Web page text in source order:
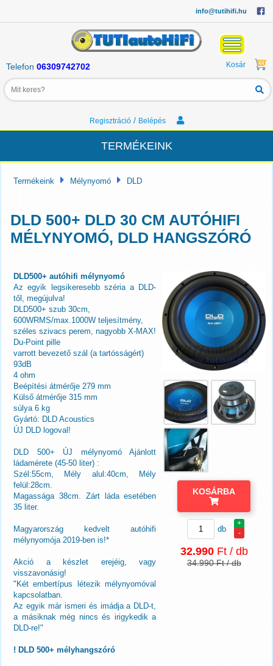
info@tutihifi.hu
Telefon 06309742702 Kosár
Regisztráció/ Belépés
TERMÉKEINK
Termékeink Mélynyomó DLD
DLD 500+ DLD 30 CM AUTÓHIFI
MÉLYNYOMÓ, DLD HANGSZÓRÓ
DLD500+ autóhifi mélynyomó
Az egyik legsikeresebb széria a DLD-
től, megújulva!
DLD500+ szub 30cm,
600WRMS/max.1000W teljesítmény,
széles szivacs perem, nagyobb X-MAX!
Du-Point pille
varrott bevezető szál (a tartósságért)
93dB
4 ohm
Beépítési átmérője 279 mm
Külső átmérője 315 mm
súlya 6 kg
Gyártó: DLD Acoustics
ÚJ DLD logoval!
DLD 500+ ÚJ mélynyomó Ajánlott
ládamérete (45-50 liter) :
Szél:55cm, Mély alul:40cm, Mély
felül:28cm.
Magassága 38cm. Zárt láda esetében
35 liter.
Magyarország kedvelt autóhifi
mélynyomója 2019-ben is!*
Akció a készlet erejéig, vagy
visszavonásig!
"Két embertípus létezik mélynyomóval
kapcsolatban.
Az egyik már ismeri és imádja a DLD-t,
a másiknak még nincs és irigykedik a
DLD-re!"
! DLD 500+ mélyhangszóró
KOSÁRBA
+
-
db
32.990Ft / db
34.990 Ft / db